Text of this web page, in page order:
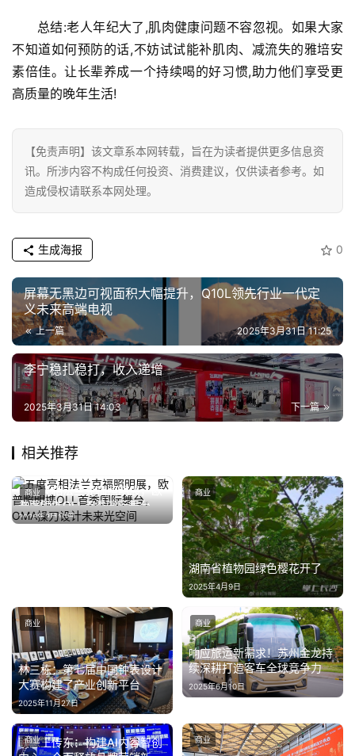
总结:老人年纪大了,肌肉健康问题不容忽视。如果大家
不知道如何预防的话,不妨试试能补肌肉、减流失的雅培安
素倍佳。让长辈养成一个持续喝的好习惯,助力他们享受更
高质量的晚年生活!
【免责声明】该文章系本网转载，旨在为读者提供更多信息资
讯。所涉内容不构成任何投资、消费建议，仅供读者参考。如
造成侵权请联系本网处理。
0
生成海报
屏幕无黑边可视面积大幅提升，Q10L领先行业一代定
义未来高端电视
上一篇 2025年3月31日 11:25
李宁稳扎稳打，收入递增
下一篇
2025年3月31日 14:03
相关推荐
五度亮相法兰克福照明展，欧
普照明携OLL首秀国际舞台，
OMA操刀设计未来光空间
2026年3月10日
商业
湖南省植物园绿色樱花开了
2025年4月9日
商业
林三栋：第七届中国钟表设计
大赛构建了产业创新平台
2025年11月27日
商业
响应旅运新需求！苏州金龙持
续深耕打造客车全球竞争力
2025年6月10日
商业
联想王传东：构建AI内容智创
商业 商业